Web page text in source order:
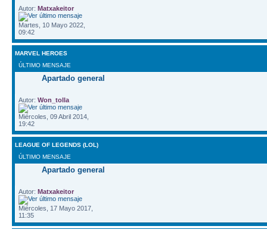
Autor: Matxakeitor
Martes, 10 Mayo 2022,
09:42
MARVEL HEROES
ÚLTIMO MENSAJE
Apartado general
Autor: Won_tolla
Miércoles, 09 Abril 2014,
19:42
LEAGUE OF LEGENDS (LOL)
ÚLTIMO MENSAJE
Apartado general
Autor: Matxakeitor
Miércoles, 17 Mayo 2017,
11:35